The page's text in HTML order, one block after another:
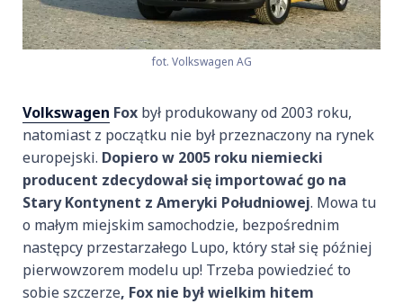
fot. Volkswagen AG
Volkswagen Fox był produkowany od 2003 roku,
natomiast z początku nie był przeznaczony na rynek
europejski. Dopiero w 2005 roku niemiecki
producent zdecydował się importować go na
Stary Kontynent z Ameryki Południowej. Mowa tu
o małym miejskim samochodzie, bezpośrednim
następcy przestarzałego Lupo, który stał się później
pierwowzorem modelu up! Trzeba powiedzieć to
sobie szczerze, Fox nie był wielkim hitem